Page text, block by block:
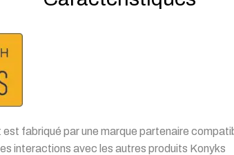
fabriqué par une marque partenaire
interactions avec les autres produits Konyks